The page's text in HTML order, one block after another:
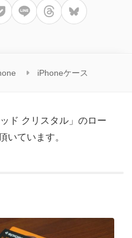
iPhoneケース
ド クリスタル」のロー
いています。